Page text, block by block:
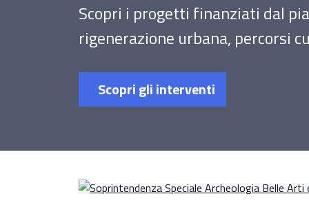
Scopri i progetti finanziati dal
rigenerazione urbana, percorsi
Scopri gli interventi